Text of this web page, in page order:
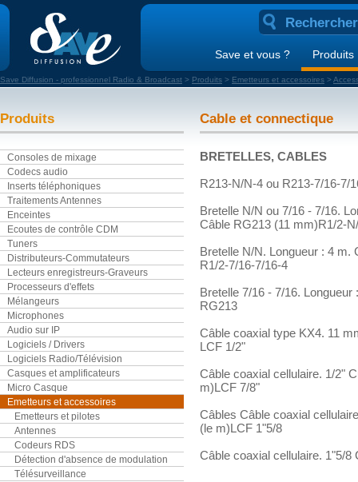
Save et vous ? Produits
Save Diffusion - professionnel Radio & Broadcast > Produits > Emetteurs et accessoires >
Produits
Consoles de mixage
Codecs audio
Inserts téléphoniques
Traitements Antennes
Enceintes
Ecoutes de contrôle CDM
Tuners
Distributeurs-Commutateurs
Lecteurs enregistreurs-Graveurs
Processeurs d'effets
Mélangeurs
Microphones
Audio sur IP
Logiciels / Drivers
Logiciels Radio/Télévision
Casques et amplificateurs
Micro Casque
Emetteurs et accessoires
Emetteurs et pilotes
Antennes
Codeurs RDS
Détection d'absence de modulation
Télésurveillance
Cable et connectique
BRETELLES, CABLES
R213-N/N-4 ou R213-7/16-7/
Bretelle N/N ou 7/16 - 7/16.
Câble RG213 (11 mm)R1/2-
Bretelle N/N. Longueur : 4 m.
R1/2-7/16-7/16-4
Bretelle 7/16 - 7/16.
RG213
Câble coaxial type KX4. 11
LCF 1/2"
Câble coaxial cellulaire. 1/2"
m)LCF 7/8"
Câbles Câble coaxial
(le m)LCF 1"5/8
Câble coaxial cellulaire. 1"5/